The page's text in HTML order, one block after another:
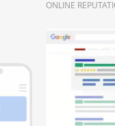
ONLINE